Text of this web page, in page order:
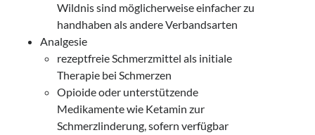
Wildnis sind möglicherweise einfacher zu
handhaben als andere Verbandsarten
Analgesie
rezeptfreie Schmerzmittel als initiale
Therapie bei Schmerzen
Opioide oder unterstützende
Medikamente wie Ketamin zur
Schmerzlinderung, sofern verfügbar